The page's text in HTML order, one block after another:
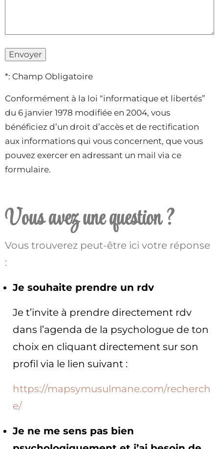
*: Champ Obligatoire
Conformément à la loi “informatique et libertés”
du 6 janvier 1978 modifiée en 2004, vous
bénéficiez d’un droit d’accès et de rectification
aux informations qui vous concernent, que vous
pouvez exercer en adressant un mail via ce
formulaire.
Vous avez une question ?
Vous trouverez peut-être ici votre réponse
:
Je souhaite prendre un rdv
Je t’invite à prendre directement rdv
dans l’agenda de la psychologue de ton
choix en cliquant directement sur son
profil via le lien suivant :
https://mapsymusulmane.com/recherch
e/
Je ne me sens pas bien